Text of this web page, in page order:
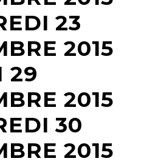
23
2015
29
2015
30
2015